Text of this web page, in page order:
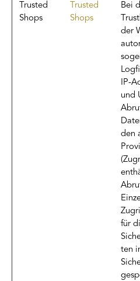
Trusted
Shops
Trusted
Shops
Bei
der
IP-
und
den
für
ten